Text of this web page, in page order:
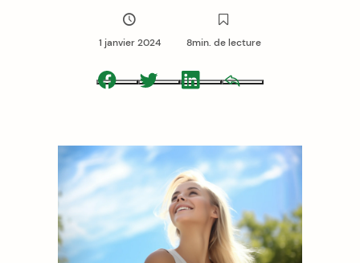
1 janvier 2024 8min. de lecture
FacebookTwitter